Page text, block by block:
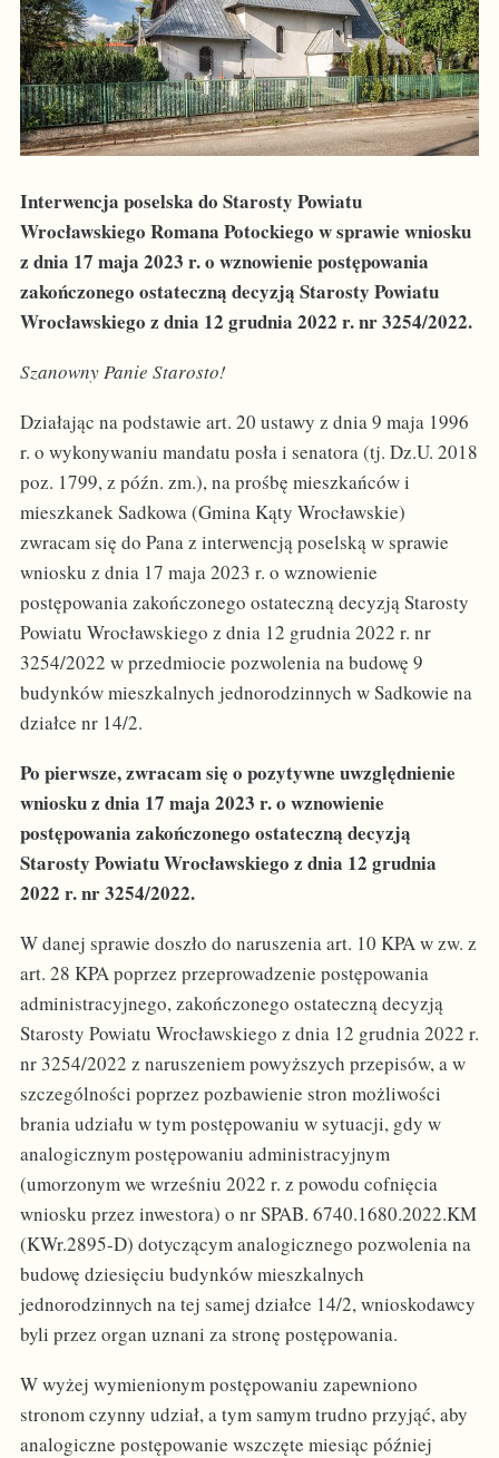
Interwencja poselska do Starosty Powiatu
Wrocławskiego Romana Potockiego w sprawie wniosku
z dnia 17 maja 2023 r. o wznowienie postępowania
zakończonego ostateczną decyzją Starosty Powiatu
Wrocławskiego z dnia 12 grudnia 2022 r. nr 3254/2022.
Szanowny Panie Starosto!
Działając na podstawie art. 20 ustawy z dnia 9 maja 1996
r. o wykonywaniu mandatu posła i senatora (tj. Dz.U. 2018
poz. 1799, z późn. zm.), na prośbę mieszkańców i
mieszkanek Sadkowa (Gmina Kąty Wrocławskie)
zwracam się do Pana z interwencją poselską w sprawie
wniosku z dnia 17 maja 2023 r. o wznowienie
postępowania zakończonego ostateczną decyzją Starosty
Powiatu Wrocławskiego z dnia 12 grudnia 2022 r. nr
3254/2022 w przedmiocie pozwolenia na budowę 9
budynków mieszkalnych jednorodzinnych w Sadkowie na
działce nr 14/2.
Po pierwsze, zwracam się o pozytywne uwzględnienie
wniosku z dnia 17 maja 2023 r. o wznowienie
postępowania zakończonego ostateczną decyzją
Starosty Powiatu Wrocławskiego z dnia 12 grudnia
2022 r. nr 3254/2022.
W danej sprawie doszło do naruszenia art. 10 KPA w zw. z
art. 28 KPA poprzez przeprowadzenie postępowania
administracyjnego, zakończonego ostateczną decyzją
Starosty Powiatu Wrocławskiego z dnia 12 grudnia 2022 r.
nr 3254/2022 z naruszeniem powyższych przepisów, a w
szczególności poprzez pozbawienie stron możliwości
brania udziału w tym postępowaniu w sytuacji, gdy w
analogicznym postępowaniu administracyjnym
(umorzonym we wrześniu 2022 r. z powodu cofnięcia
wniosku przez inwestora) o nr SPAB. 6740.1680.2022.KM
(KWr.2895-D) dotyczącym analogicznego pozwolenia na
budowę dziesięciu budynków mieszkalnych
jednorodzinnych na tej samej działce 14/2, wnioskodawcy
byli przez organ uznani za stronę postępowania.
W wyżej wymienionym postępowaniu zapewniono
stronom czynny udział, a tym samym trudno przyjąć, aby
analogiczne postępowanie wszczęte miesiąc później